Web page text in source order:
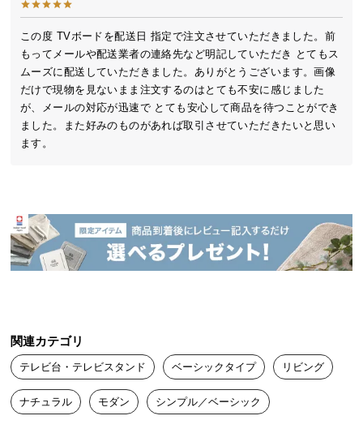
料
に
つ
い
て
大
の
配
送
に
中
型
商
とは一線を画す、美しく精巧な造りとなっていま
製造国 日本
職人の技が光る大川ブランド
高品質の証となる大川ブランド製。伝統的な職人技
で洗練されたモダンスタイルの家具を造り上げまし
た。
この度 TVボードを配送日 指定で注文させていただきました。前
もってメールや配送業者の連絡先など明記していただき とてもス
ムーズに配送していただきました。ありがとうございます。画像
だけで現物を見ないまま注文するのはとても不安に感じました
が、メールの対応が迅速で とても安心して商品を待つことができ
ました。また好みのものがあれば取引させていただきたいと思い
ます。
関連カテゴリ
テレビ台・テレビスタンド ベーシックタイプ リビング
ナチュラル モダン シンプル／ベーシック